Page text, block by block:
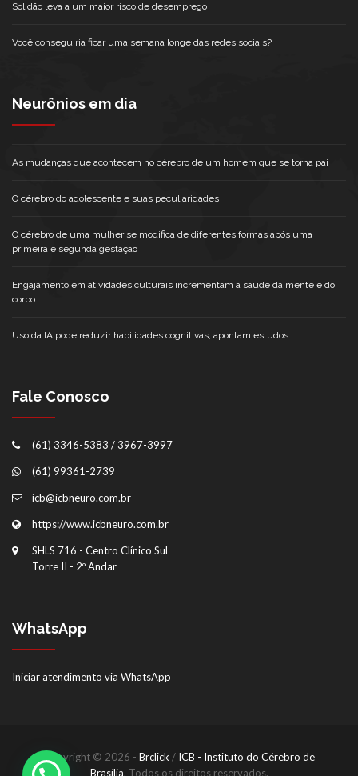
Solidão leva a um maior risco de desemprego
Você conseguiria ficar uma semana longe das redes sociais?
Neurônios em dia
As mudanças que acontecem no cérebro de um homem que se torna pai
O cérebro do adolescente e suas peculiaridades
O cérebro de uma mulher se modifica de diferentes formas após uma
primeira e segunda gestação
Engajamento em atividades culturais incrementam a saúde da mente e do
corpo
Uso da IA pode reduzir habilidades cognitivas, apontam estudos
Fale Conosco
(61) 3346-5383 / 3967-3997
(61) 99361-2739
icb@icbneuro.com.br
https://www.icbneuro.com.br
SHLS 716 - Centro Clínico Sul
Torre II - 2º Andar
WhatsApp
Iniciar atendimento via WhatsApp
Copyright © 2026 - Brclick/ ICB - Instituto do Cérebro de
Brasília. Todos os direitos reservados.